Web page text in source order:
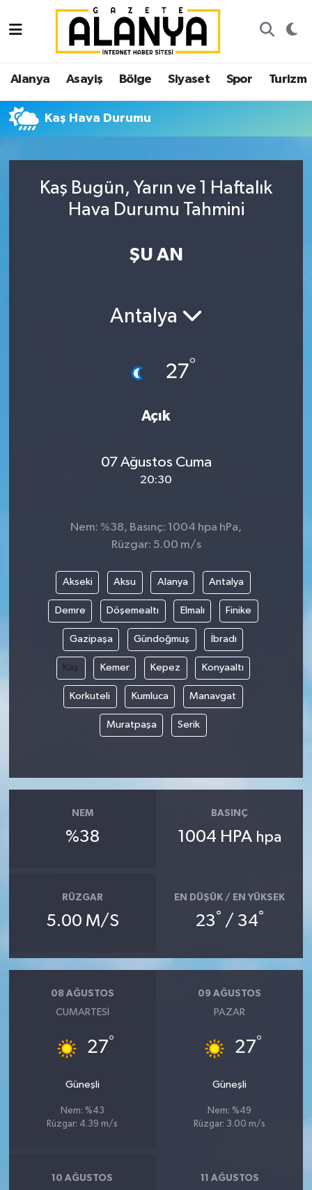
Alanya Asayiş Bölge Siyaset Spor Turizm
Kaş Hava Durumu
Kaş Bugün, Yarın ve 1 Haftalık
Hava Durumu Tahmini
ŞU AN
Antalya
27°
Açık
07 Ağustos Cuma
20:30
Nem: %38, Basınç: 1004 hpa hPa,
Rüzgar: 5.00 m/s
Akseki Aksu Alanya Antalya
Demre Döşemealtı Elmalı Finike
Gazipaşa Gündoğmuş İbradı
Kaş Kemer Kepez Konyaaltı
Korkuteli Kumluca Manavgat
Muratpaşa Serik
NEM
%38
BASINÇ
1004 HPA hpa
RÜZGAR
5.00 M/S
EN DÜŞÜK / EN YÜKSEK
23° / 34°
08 AĞUSTOS
CUMARTESI
27°
Güneşli
Nem: %43
Rüzgar: 4.39 m/s
09 AĞUSTOS
PAZAR
27°
Güneşli
Nem: %49
Rüzgar: 3.00 m/s
10 AĞUSTOS 11 AĞUSTOS
Alanya
Asayiş
Bölge
Siyaset
Spor
İstanbul Nöbetçi Eczaneler
İstanbul Hava Durumu
İstanbul Trafik Yoğunluk Haritası
Süper Lig Puan Durumu ve Fikstür
Tüm Manşetler